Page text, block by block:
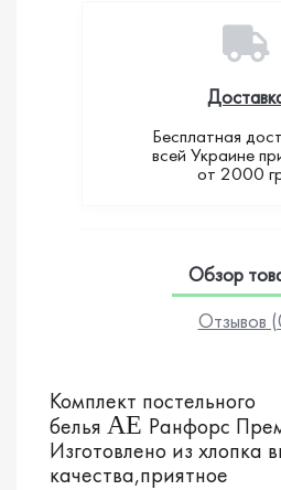
Бесплатная
всей Украине
от 2000
Обзор
Отзывов
Комплект постельного
белья AE Ранфорс
Изготовлено из хлопка
качества,приятное